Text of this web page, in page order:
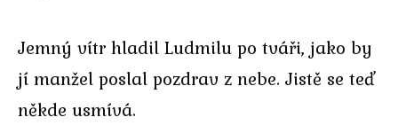
Jemný vítr hladil Ludmilu po tváři, jako by
jí manžel poslal pozdrav z nebe. Jistě se teď
někde usmívá.